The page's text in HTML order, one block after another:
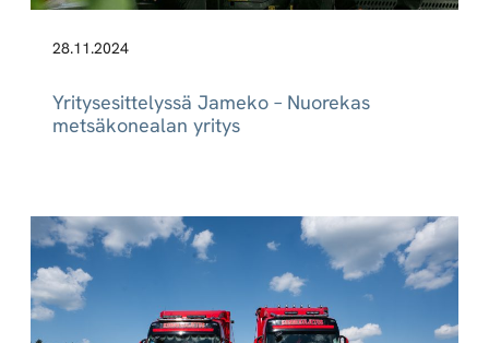
28.11.2024
Yritysesittelyssä Jameko – Nuorekas
metsäkonealan yritys